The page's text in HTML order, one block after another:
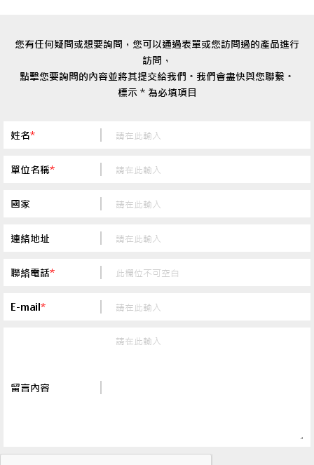
您有任何疑問或想要詢問，您可以通過表單或您訪問過的產品進行
訪問，
點擊您要詢問的內容並將其提交給我們。我們會盡快與您聯繫。
標示 * 為必填項目
姓名*
單位名稱*
國家
連絡地址
聯絡電話*
E-mail*
留言內容